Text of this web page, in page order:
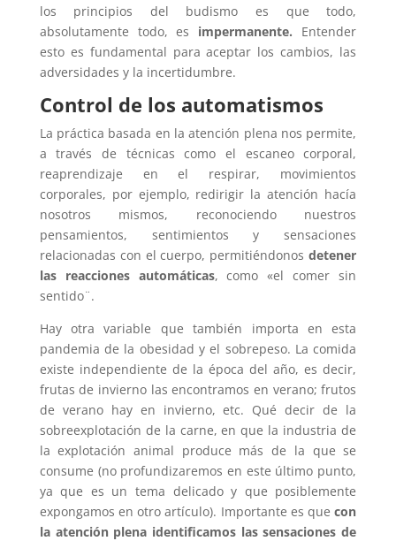
los principios del budismo es que todo,
absolutamente todo, es
impermanente.
Entender
esto es fundamental para aceptar los cambios, las
adversidades y la incertidumbre.
Control de los automatismos
La práctica basada en la atención plena nos permite,
a través de técnicas como el escaneo corporal,
reaprendizaje en el respirar, movimientos
corporales, por ejemplo, redirigir la atención hacía
nosotros mismos, reconociendo nuestros
pensamientos, sentimientos y sensaciones
relacionadas con el cuerpo, permitiéndonos detener
las reacciones automáticas, como «el comer sin
sentido¨.
Hay otra variable que también importa en esta
pandemia de la obesidad y el sobrepeso. La comida
existe independiente de la época del año, es decir,
frutas de invierno las encontramos en verano; frutos
de verano hay en invierno, etc. Qué decir de la
sobreexplotación de la carne, en que la industria de
la explotación animal produce más de la que se
consume (no profundizaremos en este último punto,
ya que es un tema delicado y que posiblemente
expongamos en otro artículo). Importante es que con
la atención plena identificamos las sensaciones de